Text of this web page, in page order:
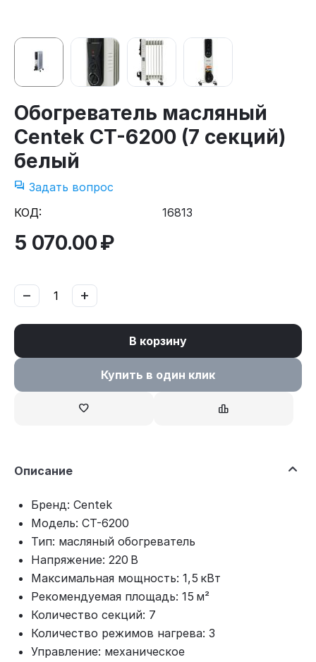
Обогреватель масляный
Centek CT-6200 (7 секций)
белый
Задать вопрос
КОД:
16813
5 070.00₽
+
−
В корзину
Купить в один клик
Описание
Бренд: Centek
Модель: CT-6200
Тип: масляный обогреватель
Напряжение: 220 В
Максимальная мощность: 1,5 кВт
Рекомендуемая площадь: 15 м²
Количество секций: 7
Количество режимов нагрева: 3
Управление: механическое